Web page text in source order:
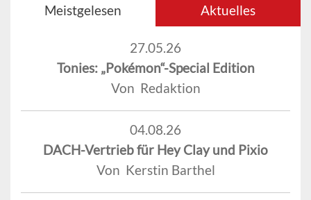
Meistgelesen Aktuelles
27.05.26
Tonies: „Pokémon“-Special Edition
Von Redaktion
04.08.26
DACH-Vertrieb für Hey Clay und Pixio
Von Kerstin Barthel